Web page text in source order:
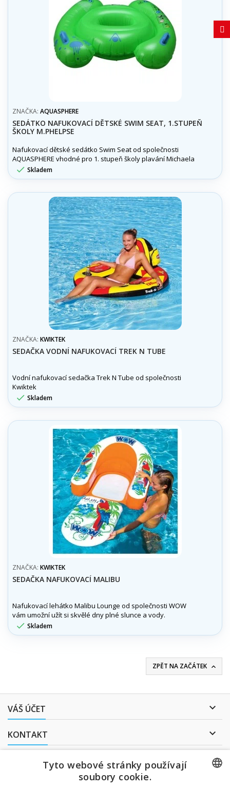
ZNAČKA: AQUASPHERE
SEDÁTKO NAFUKOVACÍ DĚTSKÉ SWIM SEAT, 1.STUPEŇ
ŠKOLY M.PHELPSE
Nafukovací dětské sedátko Swim Seat od společnosti
AQUASPHERE vhodné pro 1. stupeň školy plavání Michaela
Phelpse.
 Skladem
ZNAČKA: KWIKTEK
SEDAČKA VODNÍ NAFUKOVACÍ TREK N TUBE
Vodní nafukovací sedačka Trek N Tube od společnosti
Kwiktek
 Skladem
ZNAČKA: KWIKTEK
SEDAČKA NAFUKOVACÍ MALIBU
Nafukovací lehátko Malibu Lounge od společnosti WOW
vám umožní užít si skvělé dny plné slunce a vody.
 Skladem
ZPĚT NA ZAČÁTEK 
VÁŠ ÚČET 
KONTAKT 
ODBĚR NOVINEK
Tyto webové stránky používají
soubory cookie.